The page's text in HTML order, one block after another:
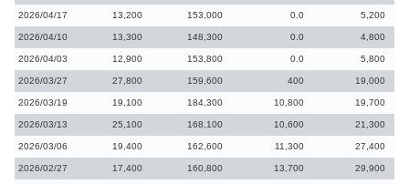
2026/04/17 13,200 153,000 0.0 5,200
2026/04/10 13,300 148,300 0.0 4,800
2026/04/03 12,900 153,800 0.0 5,800
2026/03/27 27,800 159,600 400 19,000
2026/03/19 19,100 184,300 10,800 19,700
2026/03/13 25,100 168,100 10,600 21,300
2026/03/06 19,400 162,600 11,300 27,400
2026/02/27 17,400 160,800 13,700 29,900